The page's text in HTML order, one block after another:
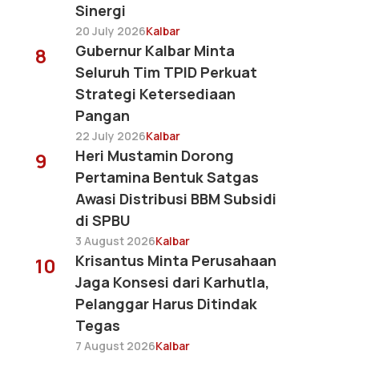
Sinergi
20 July 2026Kalbar
8
Gubernur Kalbar Minta
Seluruh Tim TPID Perkuat
Strategi Ketersediaan
Pangan
22 July 2026Kalbar
9
Heri Mustamin Dorong
Pertamina Bentuk Satgas
Awasi Distribusi BBM Subsidi
di SPBU
3 August 2026Kalbar
10
Krisantus Minta Perusahaan
Jaga Konsesi dari Karhutla,
Pelanggar Harus Ditindak
Tegas
7 August 2026Kalbar